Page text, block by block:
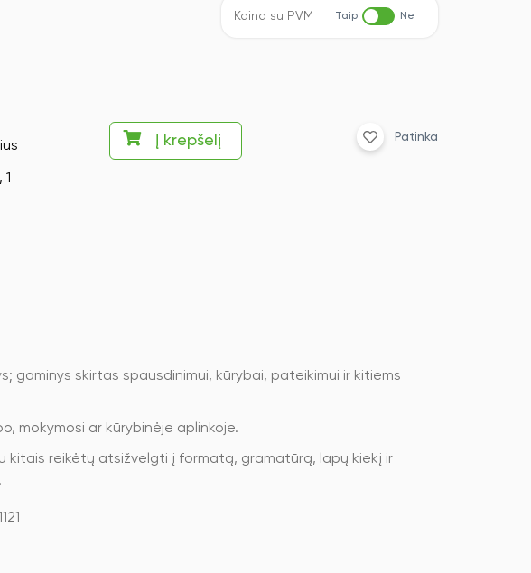
Kaina su PVM Taip Ne
Į krepšelį Patinka
gaminys skirtas spausdinimui, kūrybai, pateikimui ir kitiems
mokymosi ar kūrybinėje aplinkoje.
kitais reikėtų atsižvelgti į formatą, gramatūrą, lapų kiekį ir